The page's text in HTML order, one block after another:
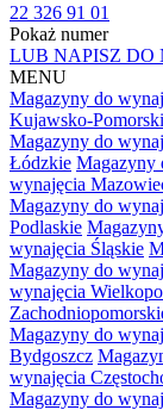
22 326 91 01
Pokaż numer
LUB NAPISZ DO
MENU
Magazyny do
Kujawsko-
Magazyny do
Łódzkie Magazyny
wynajęcia
Magazyny do
Podlaskie
wynajęcia Śląskie
Magazyny do
wynajęcia
Magazyny do
Bydgoszcz
wynajęcia
Magazyny do